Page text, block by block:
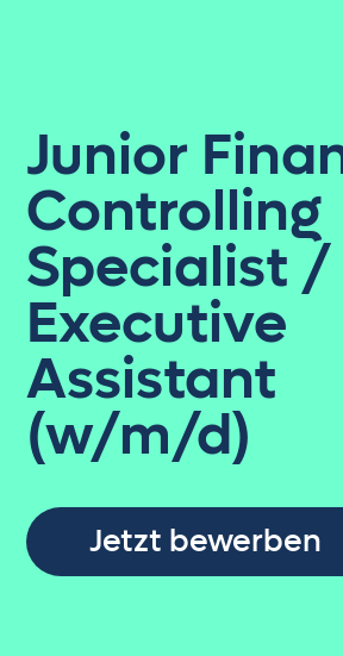
Home
Leistungen
Gipfelbuch
Knowledge
Jobs
About us
get in touch
Junior
Controlling
Specialist /
Executive
Assistant
(w/m/d)
Jetzt bewerben